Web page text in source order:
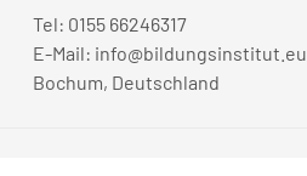
Tel: 0155 66246317
E-Mail: info@bildungsinstitut.eu
Bochum, Deutschland